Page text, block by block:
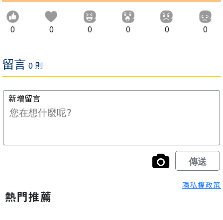
0 0 0 0 0 0
隱私權政策
熱門推薦